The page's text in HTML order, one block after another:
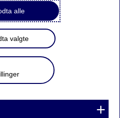
alle
valgte